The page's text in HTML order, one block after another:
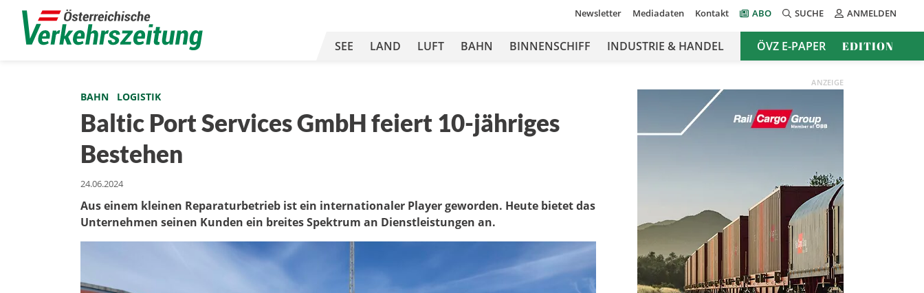
Newsletter Mediadaten Kontakt ABO SUCHE ANMELDEN
SEE LAND LUFT BAHN BINNENSCHIFF INDUSTRIE & HANDEL ÖVZ E-PAPER EDITION
BAHN LOGISTIK
Baltic Port Services GmbH feiert 10-jähriges
Bestehen
24.06.2024
Aus einem kleinen Reparaturbetrieb ist ein internationaler Player geworden. Heute bietet das
Unternehmen seinen Kunden ein breites Spektrum an Dienstleistungen an.
ANZEIGE